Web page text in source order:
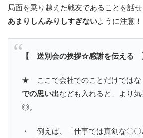
局面を乗り越えた戦友であることを話せ
あまりしんみりしすぎないように注意！
【 送別会の挨拶☆感謝を伝える
★ ここで会社でのことだけではな
での思い出なども入れると、より
◎。
・ 例えば、「仕事では真剣な〇〇